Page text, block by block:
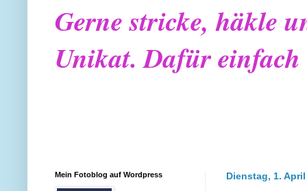
Gerne stricke, häkle
Unikat. Dafür
Dienstag, 1. April
Mein Fotoblog auf Wordpress